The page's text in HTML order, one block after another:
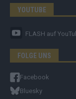
YOUTUBE
FLASH auf
FOLGE UNS
Facebook
Bluesky